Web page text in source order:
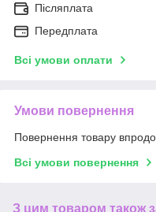
Післяплата
Передплата
Всі умови оплати
Умови повернення
Повернення товару
Всі умови повернення
З цим товаром також